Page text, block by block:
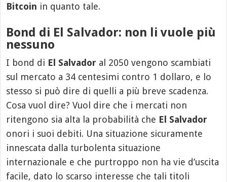
Bitcoin in quanto tale.
Bond di El Salvador: non li vuole più
nessuno
I bond di El Salvador al 2050 vengono scambiati
sul mercato a 34 centesimi contro 1 dollaro, e lo
stesso si può dire di quelli a più breve scadenza.
Cosa vuol dire? Vuol dire che i mercati non
ritengono sia alta la probabilità che El Salvador
onori i suoi debiti. Una situazione sicuramente
innescata dalla turbolenta situazione
internazionale e che purtroppo non ha vie d’uscita
facile, dato lo scarso interesse che tali titoli